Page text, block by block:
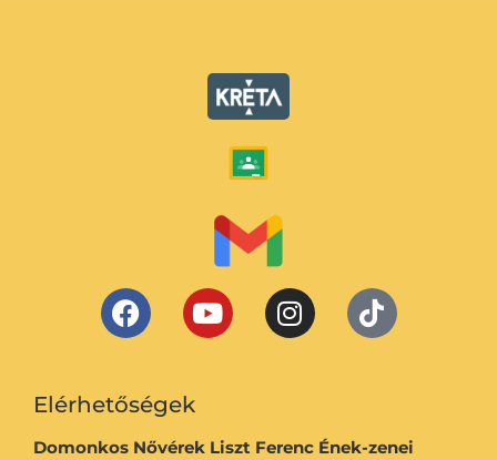
Elérhetőségek
Domonkos Nővérek Liszt Ferenc Ének-zenei